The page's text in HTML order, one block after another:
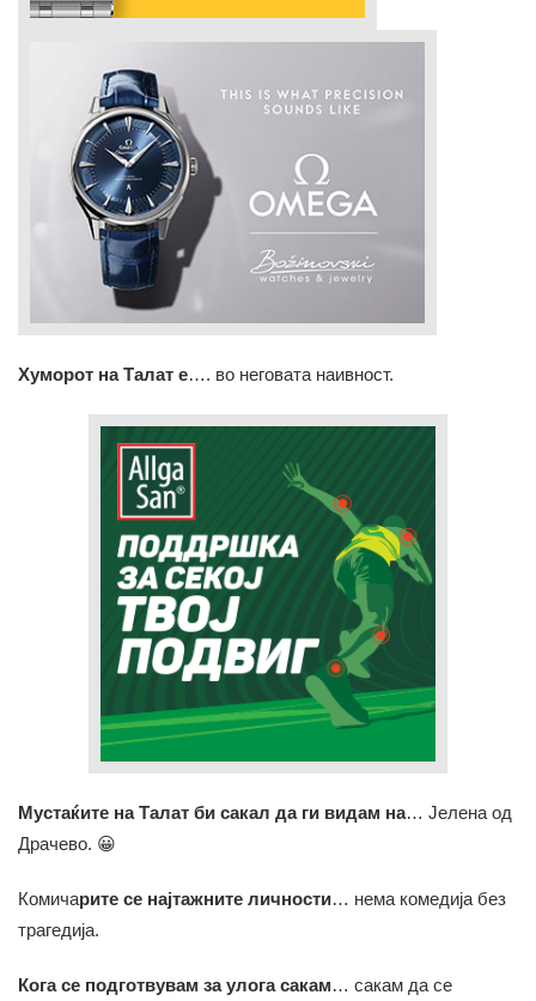
Хуморот на Талат е…. во неговата наивност.
Мустаќите на Талат би сакал да ги видам на… Јелена од
Драчево. 😀
Комичарите се најтажните личности… нема комедија без
трагедија.
Кога се подготвувам за улога сакам… сакам да се